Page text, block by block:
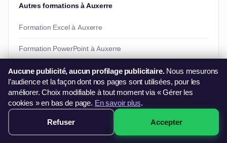
Autres formations à Auxerre
Formation Excel à Auxerre
Formation PowerPoint à Auxerre
Formation Pack Office à Auxerre
Formation Photoshop à Auxerre
Besoin d'informations ?249€ · Voir les sessions →
Aucune publicité, aucun profilage publicitaire.Nous mesurons
l’audience et la façon dont nos pages sont utilisées, pour les
améliorer. Choix modifiable à tout moment via « Gérer les
cookies » en bas de page. En savoir plus.
Refuser Accepter